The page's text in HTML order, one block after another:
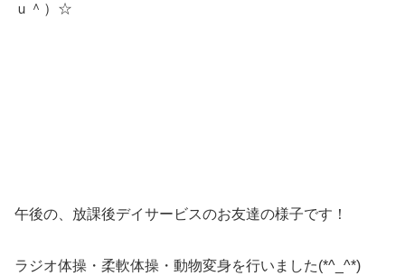
ｕ＾）☆
午後の、放課後デイサービスのお友達の様子です！
ラジオ体操・柔軟体操・動物変身を行いました(*^_^*)